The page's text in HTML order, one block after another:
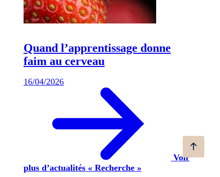
Quand l’apprentissage donne
faim au cerveau
16/04/2026
Voir
plus d’actualités « Recherche »